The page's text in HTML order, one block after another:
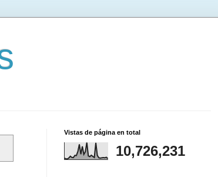
Vistas de página en total
10,726,231